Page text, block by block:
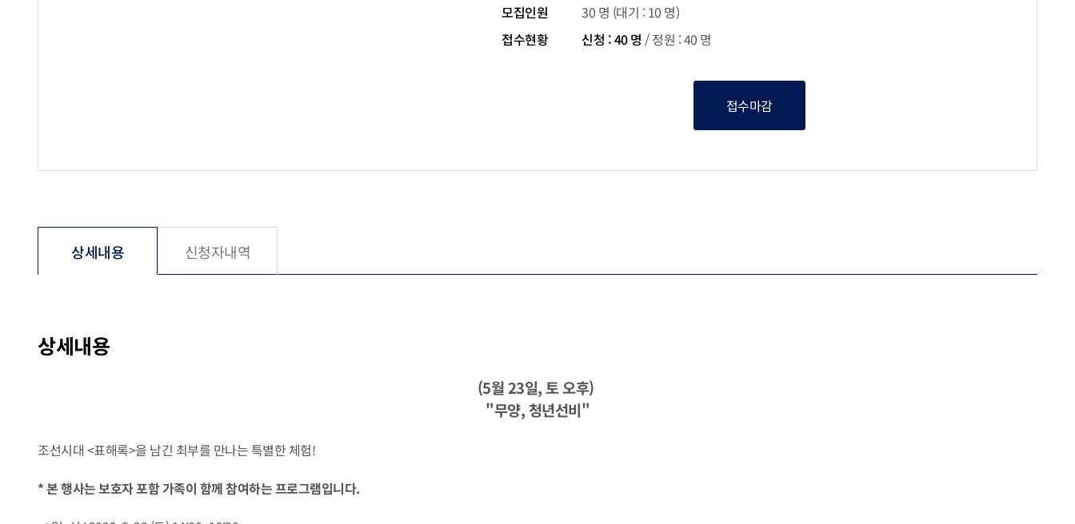
모집인원
30 명 (대기 : 10 명)
접수현황
신청 : 40 명 /정원 : 40 명
접수마감
상세내용 신청자내역
상세내용
(5월 23일, 토 오후)
"무양, 청년선비"
조선시대 <표해록>을 남긴 최부를 만나는 특별한 체험!
* 본 행사는 보호자 포함 가족이 함께 참여하는 프로그램입니다.